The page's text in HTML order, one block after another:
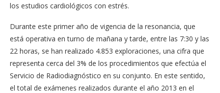
los estudios cardiológicos con estrés.
Durante este primer año de vigencia de la resonancia, que
está operativa en turno de mañana y tarde, entre las 7:30 y las
22 horas, se han realizado 4.853 exploraciones, una cifra que
representa cerca del 3% de los procedimientos que efectúa el
Servicio de Radiodiagnóstico en su conjunto. En este sentido,
el total de exámenes realizados durante el año 2013 en el